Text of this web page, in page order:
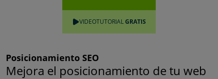
VIDEOTUTORIALGRATIS
Posicionamiento SEO
Mejora el posicionamiento de tu web